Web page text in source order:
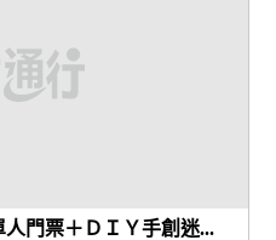
門票＋ＤＩＹ手創迷...